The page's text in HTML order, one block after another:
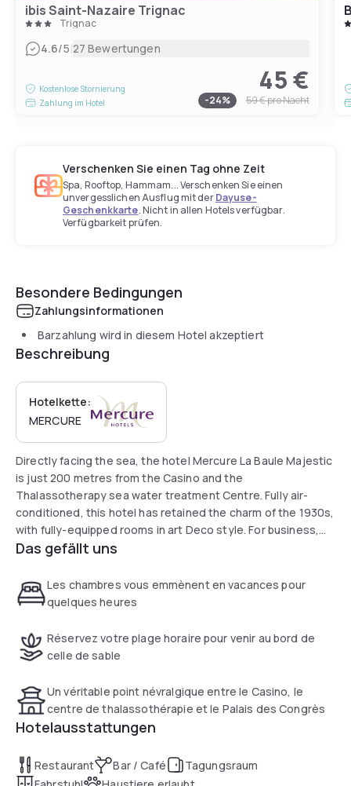
ibis Saint-Nazaire Trignac
Trignac
4.6/5|27 Bewertungen
Kostenlose Stornierung
Zahlung im Hotel
45 €
-24% 59 €pro Nacht
Verschenken Sie einen Tag ohne Zeit
Spa, Rooftop, Hammam... Verschenken Sie einen
unvergesslichen Ausflug mit derDayuse-
Geschenkkarte. Nicht in allen Hotels verfügbar.
Verfügbarkeit prüfen.
Besondere Bedingungen
Zahlungsinformationen
Barzahlung wird in diesem Hotel akzeptiert
Beschreibung
Hotelkette:
MERCURE
Directly facing the sea, the hotel Mercure La Baule Majestic
is just 200 metres from the Casino and the
Thalassotherapy sea water treatment Centre. Fully air-
conditioned, this hotel has retained the charm of the 1930s,
with fully-equipped rooms in art Deco style. For business,
make the most of La Baule s idyllic setting for your
one the specialty dishes of our restaurant with a sea view.
Das gefällt uns
Les chambres vous emmènent en vacances pour
quelques heures
Réservez votre plage horaire pour venir au bord de
celle de sable
Un véritable point névralgique entre le Casino, le
centre de thalassothérapie et le Palais des Congrès
Hotelausstattungen
Restaurant Bar / Café
Tagungsraum